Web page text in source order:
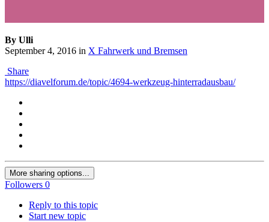
By Ulli
September 4, 2016 in X Fahrwerk und Bremsen
Share
https://diavelforum.de/topic/4694-werkzeug-hinterradausbau/
More sharing options...
Followers 0
Reply to this topic
Start new topic